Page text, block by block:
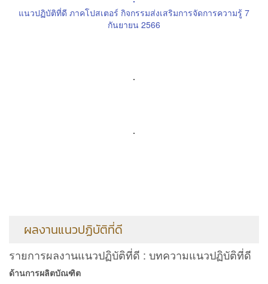
แนวปฏิบัติที่ดี ภาคโปสเตอร์ กิจกรรมส่งเสริมการจัดการความรู้ 7
กันยายน 2566
ผลงานแนวปฏิบัติที่ดี
รายการผลงานแนวปฏิบัติที่ดี : บทความแนวปฏิบัติที่ดี
ด้านการผลิตบัณฑิต